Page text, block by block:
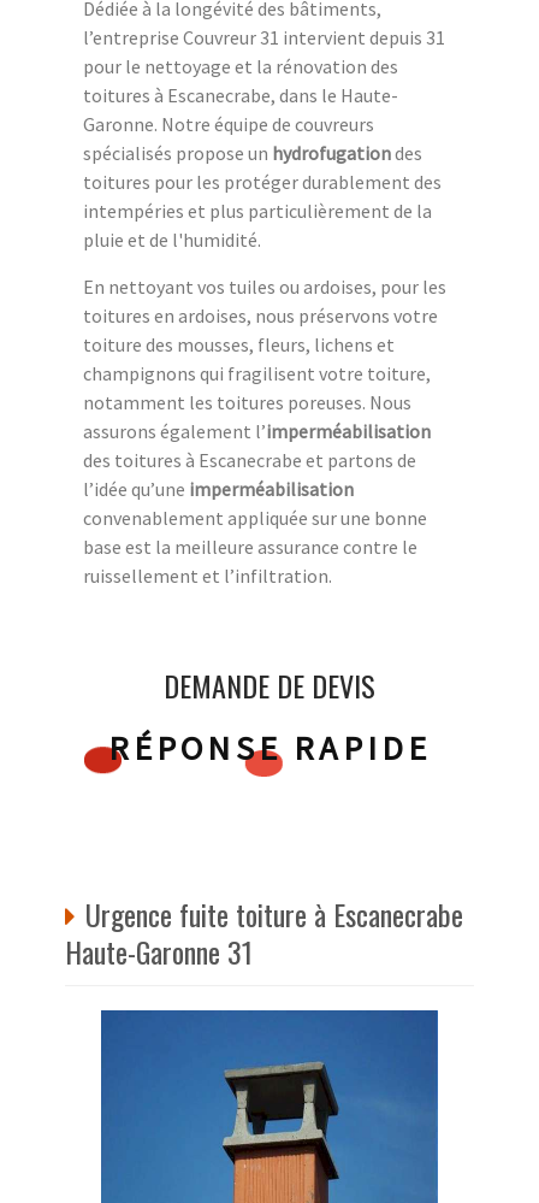
Dédiée à la longévité des bâtiments,
l’entreprise Couvreur 31 intervient depuis 31
pour le nettoyage et la rénovation des
toitures à Escanecrabe, dans le Haute-
Garonne. Notre équipe de couvreurs
spécialisés propose un hydrofugationdes
toitures pour les protéger durablement des
intempéries et plus particulièrement de la
pluie et de l'humidité.
En nettoyant vos tuiles ou ardoises, pour les
toitures en ardoises, nous préservons votre
toiture des mousses, fleurs, lichens et
champignons qui fragilisent votre toiture,
notamment les toitures poreuses. Nous
assurons également l’imperméabilisation
des toitures à Escanecrabe et partons de
l’idée qu’une imperméabilisation
convenablement appliquée sur une bonne
base est la meilleure assurance contre le
ruissellement et l’infiltration.
DEMANDE DE DEVIS
RÉPONSE RAPIDE
Urgence fuite toiture à Escanecrabe
Haute-Garonne 31